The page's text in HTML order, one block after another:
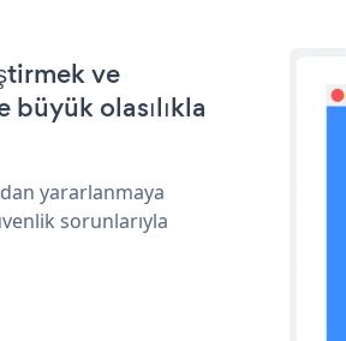
ve
olasılıkla
yararlanmaya
sorunlarıyla